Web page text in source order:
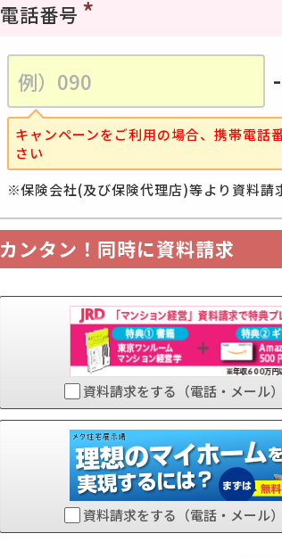
電話番号
-
キャンペーンをご利用の場合、携帯電話
さい
保険会社(及び保険代理店)等より資料請
カンタン！同時に資料請求
資料請求をする（電話・メール）
資料請求をする（電話・メール）